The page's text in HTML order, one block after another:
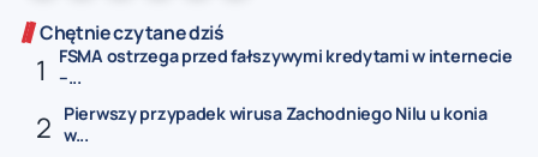
Chętnie czytane dziś
FSMA ostrzega przed fałszywymi kredytami w internecie
–...
Pierwszy przypadek wirusa Zachodniego Nilu u konia
w...